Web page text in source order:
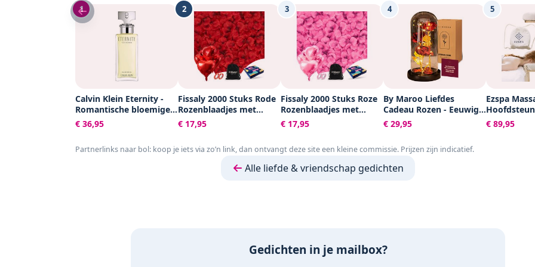
1
Calvin Klein Eternity -
Romantische bloemige
damesparfum - 50 ml
€ 36,95
2
Fissaly 2000 Stuks Rode
Rozenblaadjes met
Hartjes Ballonnen –
Romantische Liefde
Cadeau Decoratie - Love
- Rood - Hem & Haar
Valentijn Cadeautje
€ 17,95
3
Fissaly 2000 Stuks Roze
Rozenblaadjes met
Hartjes Ballonnen –
Romantische Liefde
Cadeau Decoratie – Love
- Rood - Hem & Haar
Valentijn Cadeautje -
€ 17,95
4
By Maroo Liefdes
Cadeau Rozen - Eeuwige
Roos - 3x Rood / Gouden
Roos in glas stolp met
Huwelijk Bruiloft
Romantisch Verjaardag
Cadeau voor vrouw,
€ 29,95
5
Ezspa
Verstelbaar
€ 89,95
Partnerlinks naar bol: koop je iets via zo’n link, dan ontvangt deze site een kleine commissie. Prijzen zijn indicatief.
Alle liefde & vriendschap gedichten
Gedichten in je mailbox?